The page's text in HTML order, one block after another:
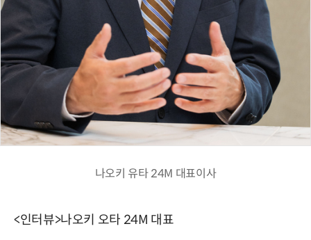
나오키 유타 24M 대표이사
<인터뷰>나오키 오타 24M 대표